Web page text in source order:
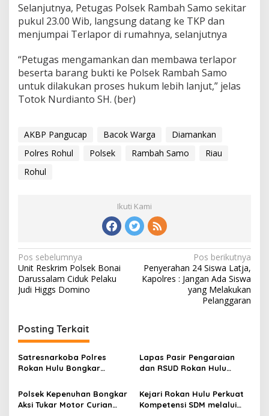
Selanjutnya, Petugas Polsek Rambah Samo sekitar
pukul 23.00 Wib, langsung datang ke TKP dan
menjumpai Terlapor di rumahnya, selanjutnya
“Petugas mengamankan dan membawa terlapor
beserta barang bukti ke Polsek Rambah Samo
untuk dilakukan proses hukum lebih lanjut,” jelas
Totok Nurdianto SH. (ber)
AKBP Pangucap Bacok Warga
Diamankan
Polres Rohul
Polsek Rambah Samo
Riau
Rohul
Ikuti Kami
Navigasi
pos
Pos sebelumnya
Unit Reskrim Polsek Bonai
Darussalam Ciduk Pelaku
Judi Higgs Domino
Pos berikutnya
Penyerahan 24 Siswa Latja,
Kapolres : Jangan Ada Siswa
yang Melakukan
Pelanggaran
Posting Terkait
Satresnarkoba Polres
Rokan Hulu Bongkar
Pelaku Ditangkap di
Perkebunan Sawit
Lapas Pasir Pengaraian
dan RSUD Rokan Hulu
Darah untuk Kemanusiaan
Polsek Kepenuhan Bongkar
Aksi Tukar Motor Curian
Kejari Rokan Hulu Perkuat
Kompetensi SDM melalui